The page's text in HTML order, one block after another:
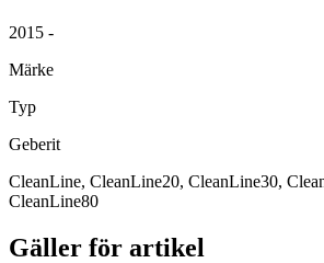
2015 -
Märke
Typ
Geberit
CleanLine, CleanLine20, CleanLine30,
CleanLine80
Gäller för artikel